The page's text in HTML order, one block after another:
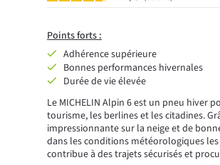
Points forts :
Adhérence supérieure
Bonnes performances hivernales
Durée de vie élevée
Le MICHELIN Alpin 6 est un pneu hiver
tourisme, les berlines et les citadines.
impressionnante sur la neige et de
dans les conditions météorologiques
contribue à des trajets sécurisés et